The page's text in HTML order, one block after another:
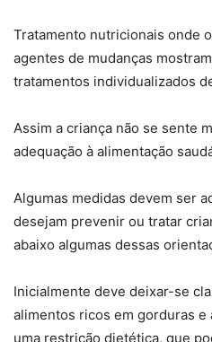
Tratamento nutricionais onde
agentes de mudanças
tratamentos individualizados
Assim a criança não se sente
adequação à alimentação
Algumas medidas devem ser
desejam prevenir ou tratar
abaixo algumas dessas
Inicialmente deve deixar-se
alimentos ricos em gorduras
uma restrição dietética, que